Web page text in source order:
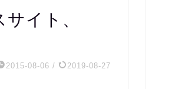
イト、
2015-08-06 / 2019-08-27